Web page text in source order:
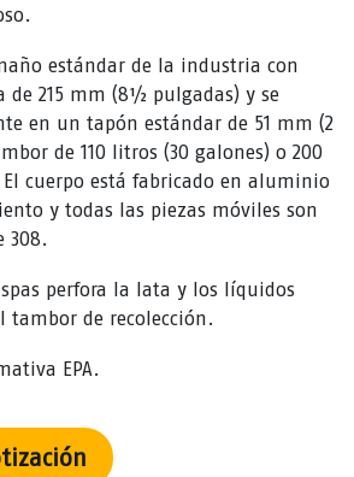
estándar de la industria con
215 mm (8½ pulgadas) y se
en un tapón estándar de 51 mm (2
de 110 litros (30 galones) o 200
El cuerpo está fabricado en aluminio
y todas las piezas móviles son
308.
perfora la lata y los líquidos
tambor de recolección.
EPA.